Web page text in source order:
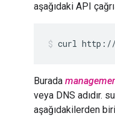
aşağıdaki API
curl http://
Burada
veya DNS adıdır.
aşağıdakilerden